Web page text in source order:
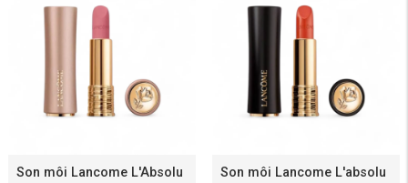
Son môi Lancome L'Absolu
Son môi Lancome L'absolu